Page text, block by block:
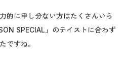
的に申し分ない方はたくさんいら
SPECIAL」のテイストに合わず
ですね。